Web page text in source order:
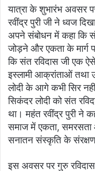
यात्रा के शुभारंभ अवसर
रवींद्र पुरी जी ने ध्वज
अपने संबोधन में कहा कि
जोड़ने और एकता के मार्ग
कि संत रविदास जी एक
इस्लामी आक्रांताओं
लोदी के आगे कभी सिर
सिकंदर लोदी को संत
था। महंत रवींद्र पुरी ने
समाज में एकता, समरसता
सनातन संस्कृति के संरक्षण
इस अवसर पर गुरु रविदास